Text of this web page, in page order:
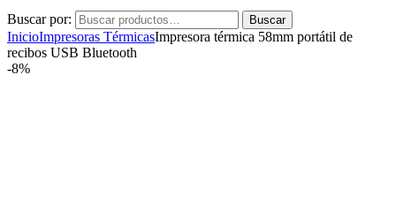
Buscar por: Buscar
InicioImpresoras TérmicasImpresora térmica 58mm portátil de
recibos USB Bluetooth
-8%